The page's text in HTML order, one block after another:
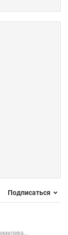
Подписаться